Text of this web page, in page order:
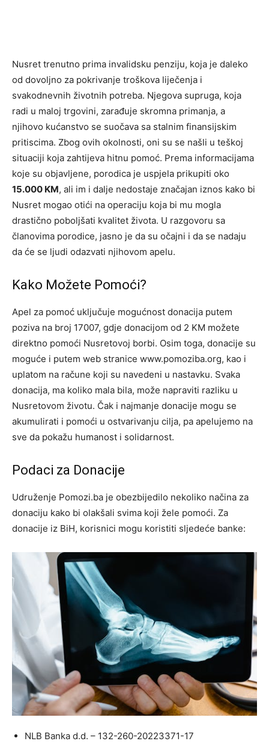
Nusret trenutno prima invalidsku penziju, koja je daleko
od dovoljno za pokrivanje troškova liječenja i
svakodnevnih životnih potreba. Njegova supruga, koja
radi u maloj trgovini, zarađuje skromna primanja, a
njihovo kućanstvo se suočava sa stalnim finansijskim
pritiscima. Zbog ovih okolnosti, oni su se našli u teškoj
situaciji koja zahtijeva hitnu pomoć. Prema informacijama
koje su objavljene, porodica je uspjela prikupiti oko
15.000 KM, ali im i dalje nedostaje značajan iznos kako bi
Nusret mogao otići na operaciju koja bi mu mogla
drastično poboljšati kvalitet života. U razgovoru sa
članovima porodice, jasno je da su očajni i da se nadaju
da će se ljudi odazvati njihovom apelu.
Kako Možete Pomoći?
Apel za pomoć uključuje mogućnost donacija putem
poziva na broj 17007, gdje donacijom od 2 KM možete
direktno pomoći Nusretovoj borbi. Osim toga, donacije su
moguće i putem web stranice www.pomoziba.org, kao i
uplatom na račune koji su navedeni u nastavku. Svaka
donacija, ma koliko mala bila, može napraviti razliku u
Nusretovom životu. Čak i najmanje donacije mogu se
akumulirati i pomoći u ostvarivanju cilja, pa apelujemo na
sve da pokažu humanost i solidarnost.
Podaci za Donacije
Udruženje Pomozi.ba je obezbijedilo nekoliko načina za
donaciju kako bi olakšali svima koji žele pomoći. Za
donacije iz BiH, korisnici mogu koristiti sljedeće banke:
NLB Banka d.d. – 132-260-20223371-17